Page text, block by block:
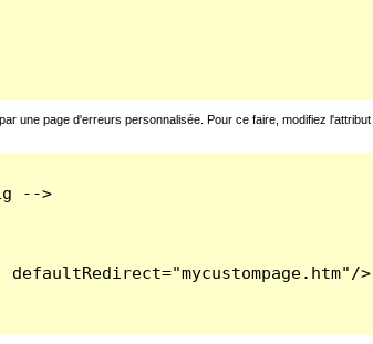
une page d'erreurs personnalisée. Pour ce faire, modifiez
-->
defaultRedirect="mycustompage.htm"/>